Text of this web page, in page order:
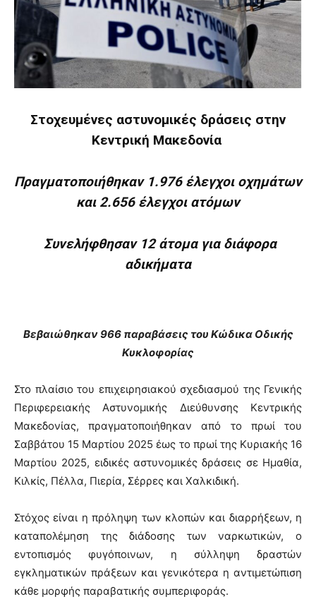
Στοχευμένες αστυνομικές δράσεις στην
Κεντρική Μακεδονία
Πραγματοποιήθηκαν 1.976 έλεγχοι οχημάτων
και 2.656έλεγχοι ατόμων
Συνελήφθησαν 12 άτομα για διάφορα
αδικήματα
Βεβαιώθηκαν 966 παραβάσεις του Κώδικα Οδικής
Κυκλοφορίας
Στο πλαίσιο του επιχειρησιακού σχεδιασμού της Γενικής
Περιφερειακής Αστυνομικής Διεύθυνσης Κεντρικής
Μακεδονίας, πραγματοποιήθηκαν από το πρωί του
Σαββάτου 15 Μαρτίου 2025 έως το πρωί της Κυριακής 16
Μαρτίου 2025, ειδικές αστυνομικές δράσεις σε Ημαθία,
Κιλκίς, Πέλλα, Πιερία, Σέρρες και Χαλκιδική.
Στόχος είναι η πρόληψη των κλοπών και διαρρήξεων, η
καταπολέμηση της διάδοσης των ναρκωτικών, ο
εντοπισμός φυγόποινων, η σύλληψη δραστών
εγκληματικών πράξεων και γενικότερα η αντιμετώπιση
κάθε μορφής παραβατικής συμπεριφοράς.